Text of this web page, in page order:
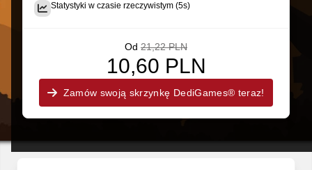
Statystyki w czasie rzeczywistym (5s)
Od 21,22 PLN
10,60 PLN
Zamów swoją skrzynkę DediGames® teraz!